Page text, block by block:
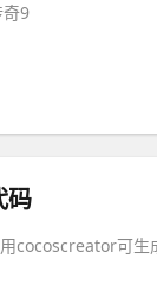
9
码
cocoscreator可